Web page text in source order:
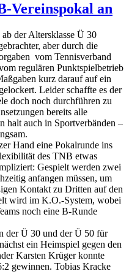
Vereinspokal an
der Altersklasse Ü 30
aber durch die
vom Tennisverband
regulären Punktspielbetrieb
kurz darauf auf ein
Leider schaffte es der
doch noch durchführen zu
bereits alle
halt auch in Sportverbänden –
Hand eine Pokalrunde ins
des TNB etwas
Gespielt werden zwei
anfangen müssen, um
Kontakt zu Dritten auf den
wird im K.O.-System, wobei
noch eine B-Runde
der Ü 30 und der Ü 50 für
ein Heimspiel gegen den
Karsten Krüger konnte
gewinnen. Tobias Kracke